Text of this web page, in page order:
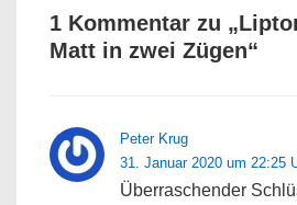
1 Kommentar zu „
Matt in zwei Zügen“
Peter Krug
31. Januar 2020 um 22:25
Überraschender